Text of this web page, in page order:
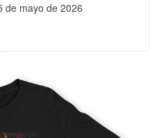
de mayo de 2026